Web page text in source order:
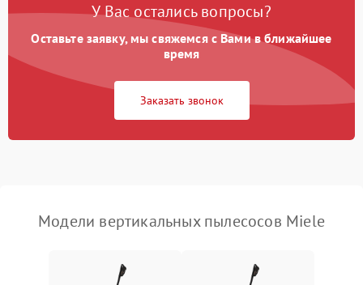
Неисправность системы
1000 ₽ Подробнее →
Неисправность системы
1000 ₽
Поломка системы
управления
1500 ₽ Подробнее →
освещения (если есть)
Подробнее →
У Вас остались вопросы?
Оставьте заявку, мы свяжемся с Вами в ближайшее
время
Заказать звонок
Модели вертикальных пылесосов Miele